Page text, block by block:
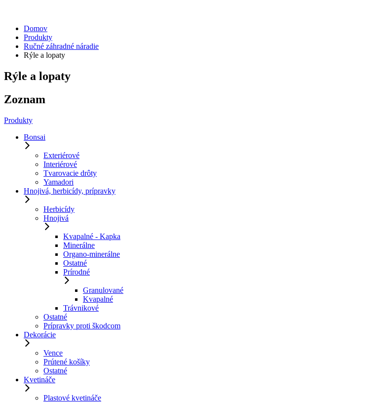
Domov
Produkty
Ručné záhradné náradie
Rýle a lopaty
Rýle a lopaty
Zoznam
Produkty
Bonsai
Exteriérové
Interiérové
Tvarovacie drôty
Yamadori
Hnojivá, herbicídy, prípravky
Herbicídy
Hnojivá
Kvapalné - Kapka
Minerálne
Organo-minerálne
Ostatné
Prírodné
Granulované
Kvapalné
Trávnikové
Ostatné
Prípravky proti škodcom
Dekorácie
Vence
Prútené košíky
Ostatné
Kvetináče
Plastové kvetináče